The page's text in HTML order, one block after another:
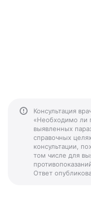
Консультация
«Необходимо ли
выявленных
справочных
консультации,
том числе для
Ответ